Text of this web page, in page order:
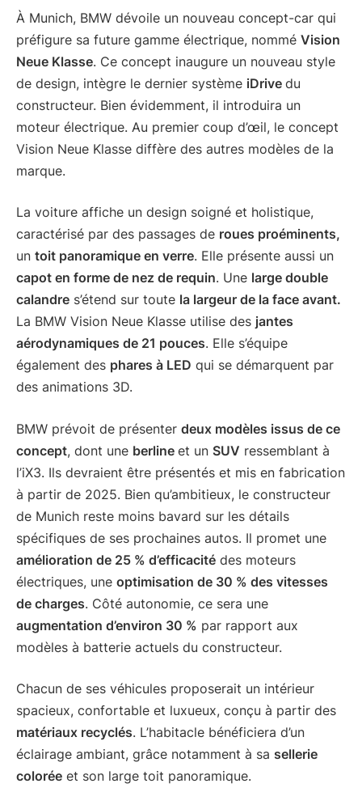
À Munich, BMW dévoile un nouveau concept-car qui
préfigure sa future gamme électrique, nommé Vision
Neue Klasse. Ce concept inaugure un nouveau style
de design, intègre le dernier système iDrive du
constructeur. Bien évidemment, il introduira un
moteur électrique. Au premier coup d’œil, le concept
Vision Neue Klasse diffère des autres modèles de la
marque.
La voiture affiche un design soigné et holistique,
caractérisé par des passages de roues proéminents,
un toit panoramique en verre. Elle présente aussi un
capot en forme de nez de requin. Une large double
calandre s’étend sur toute la largeur de la face avant.
La BMW Vision Neue Klasse utilise des jantes
aérodynamiques de 21 pouces. Elle s’équipe
également des phares à LED qui se démarquent par
des animations 3D.
BMW prévoit de présenter deux modèles issus de ce
concept, dont une berline et un SUV ressemblant à
l’iX3. Ils devraient être présentés et mis en fabrication
à partir de 2025. Bien qu’ambitieux, le constructeur
de Munich reste moins bavard sur les détails
spécifiques de ses prochaines autos. Il promet une
amélioration de 25 % d’efficacité des moteurs
électriques, une optimisation de 30 % des vitesses
de charges. Côté autonomie, ce sera une
augmentation d’environ 30 % par rapport aux
modèles à batterie actuels du constructeur.
Chacun de ses véhicules proposerait un intérieur
spacieux, confortable et luxueux, conçu à partir des
matériaux recyclés. L’habitacle bénéficiera d’un
éclairage ambiant, grâce notamment à sa sellerie
colorée et son large toit panoramique.